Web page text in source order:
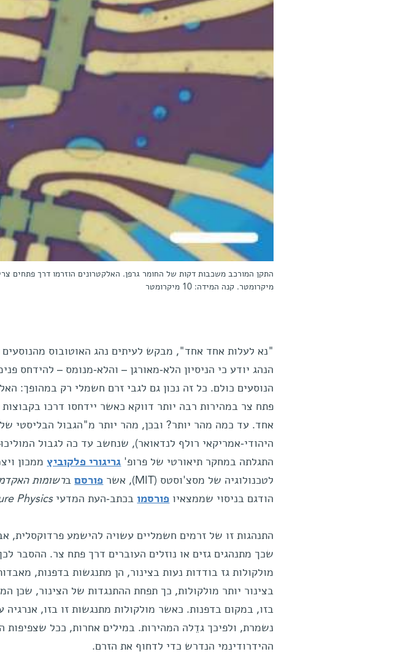
מיקרומטר. קנה המידה: 10 מיקרומטר
"נא לעלות אחד אחד", מבקש לעיתים נהג האוטובוס
הנהג יודע כי הניסיון הלא-מאורגן – והלא-מנומס – להידחס
הנוסעים כולם. כל זה נכון גם לגבי זרם חשמלי רק במהופך:
פתח צר במהירות רבה יותר דווקא כאשר יידחסו דרכו
אחד. עד כמה מהר יותר? ובכן, מהר יותר מ"הגבול הבליסטי
היהודי-אמריקאי רולף לנדאואר), שנחשב עד כה לגבול
התגלתה במחקר תיאורטי של פרופ' גריגורי פלקוביץ ממכון
לטכנולוגיה של מסצ'וסטס (MIT), אשר
פורסםברשומות
הודגם בניסוי שממצאיו פורסמו בכתב-העת המדעיPhysics
שכך מתנהגים גזים או נוזלים העוברים דרך פתח צר. ההסבר
מולקולות גז בודדות נעות בצינור, הן מתנגשות בדפנות,
בצינור יותר מולקולות, כך תפחת ההתנגדות של הצינור, שכן
בזו, במקום בדפנות. כאשר מולקולות מתנגשות זו בזו,
נשמרת, ולפיכך גדֵלה המהירות. במילים אחרות, ככל שצפיפות
ההידרודינמי הנדרש כדי לדחוף את הזרם.